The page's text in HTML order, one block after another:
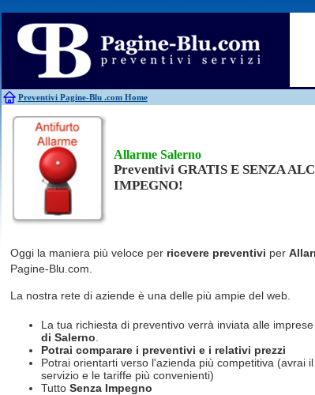
Preventivi Pagine-Blu .com Home
Antifurti
Allarme
Bagni chimici
Edilizia Giardinieri
Caldaie
Falegnami Idraulici
Canne fumarie
Allarme Salerno
Preventivi GRATIS E SENZA
IMPEGNO!
Oggi la maniera più veloce per ricevere preventivi per
Pagine-Blu.com.
La nostra rete di aziende è una delle più ampie del web.
La tua richiesta di preventivo verrà inviata alle
di Salerno
Potrai comparare i preventivi e i relativi prezzi
Potrai orientarti verso l'azienda più competitiva (avrai
servizio e le tariffe più convenienti)
Tutto Senza Impegno